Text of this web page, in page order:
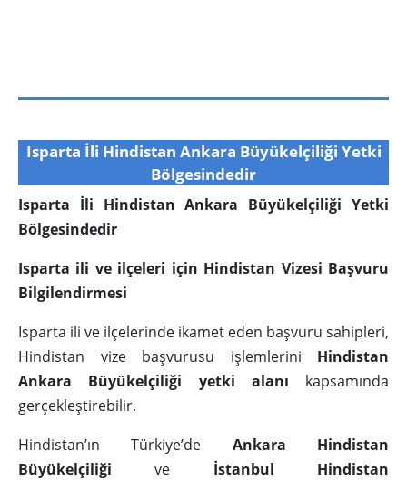
Isparta İli Hindistan Ankara Büyükelçiliği Yetki
Bölgesindedir
Isparta İli Hindistan Ankara Büyükelçiliği Yetki
Bölgesindedir
Isparta ili ve ilçeleri için Hindistan Vizesi Başvuru
Bilgilendirmesi
Isparta ili ve ilçelerinde ikamet eden başvuru sahipleri,
Hindistan vize başvurusu işlemlerini Hindistan
Ankara Büyükelçiliği yetki alanı kapsamında
gerçekleştirebilir.
Hindistan’ın Türkiye’de Ankara Hindistan
Büyükelçiliği ve İstanbul Hindistan